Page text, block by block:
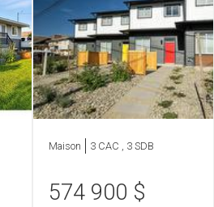
Maison 3 CAC , 3 SDB
574 900 $